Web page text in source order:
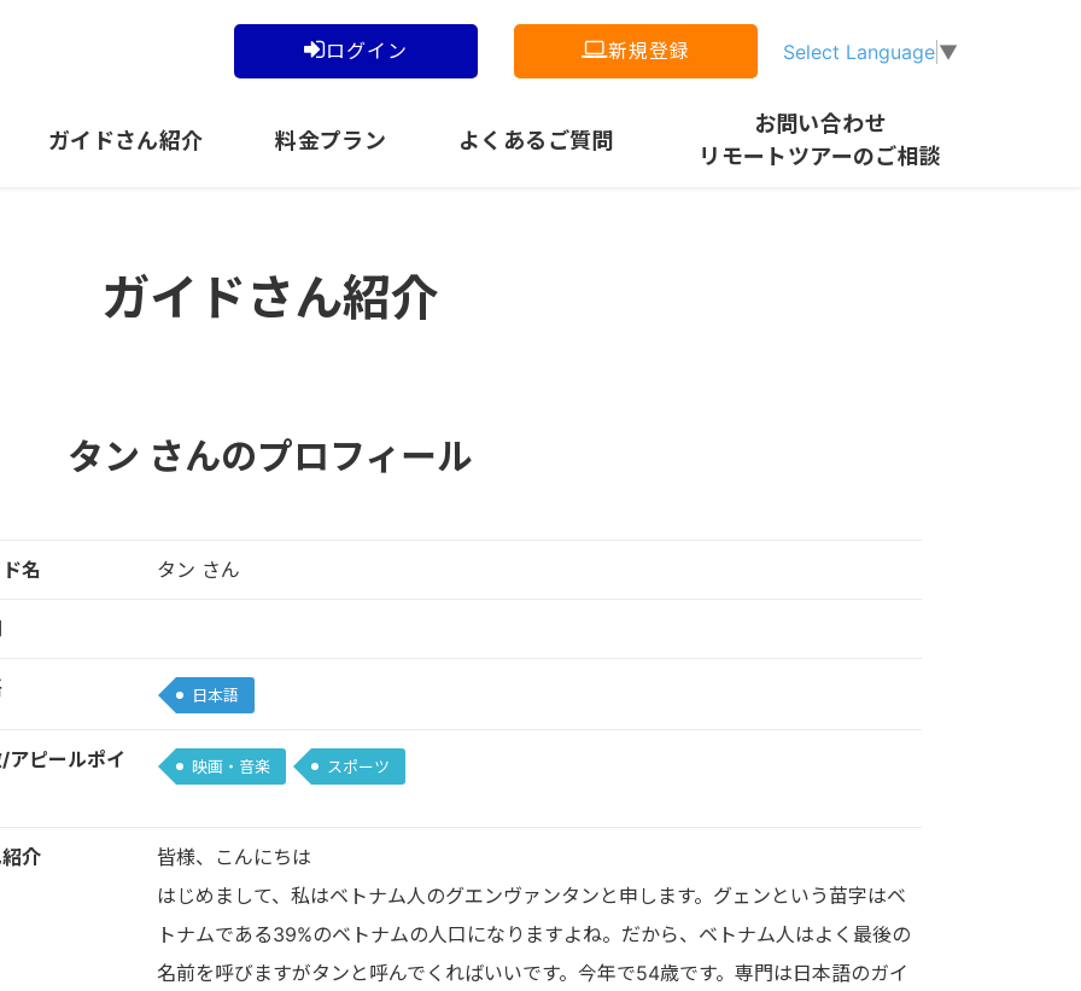
Select Language ▼
ログイン 新規登録
ガイドさん紹介 料金プラン よくあるご質問
お問い合わせ
リモートツアーのご相談
ガイドさん紹介
タン さんのプロフィール
名 タン さん
日本語
アピールポイ
映画・音楽 スポーツ
介
皆様、こんにちは
はじめまして、私はベトナム人のグエンヴァンタンと申します。グェンという苗字はベ
トナムである39%のベトナムの人口になりますよね。だから、ベトナム人はよく最後の
名前を呼びますがタンと呼んでくればいいです。今年で54歳です。専門は日本語のガイ